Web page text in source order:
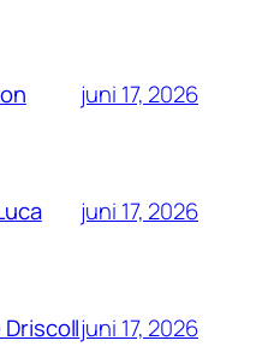
juni 17, 2026
juni 17, 2026
juni 17, 2026